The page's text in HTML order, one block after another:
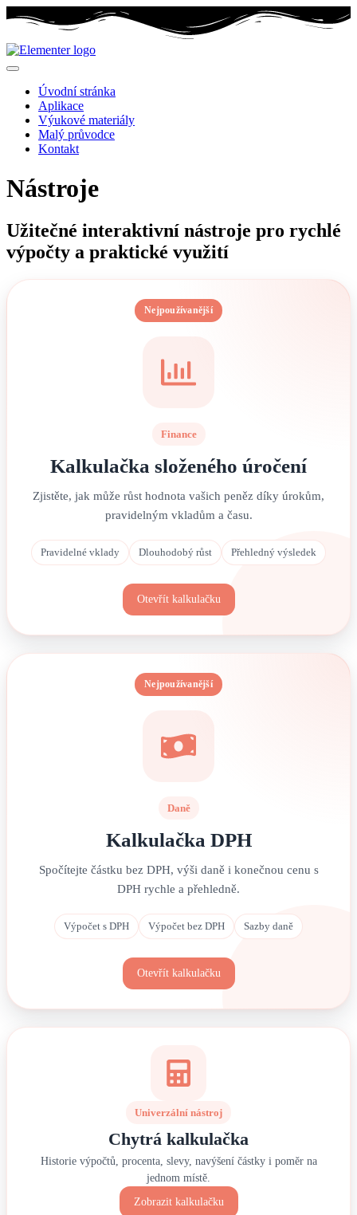
Úvodní stránka
Aplikace
Výukové materiály
Malý průvodce
Kontakt
Nástroje
Užitečné interaktivní nástroje pro rychlé
výpočty a praktické využití
Nejpoužívanější
Finance
Kalkulačka složeného úročení
Zjistěte, jak může růst hodnota vašich peněz díky úrokům,
pravidelným vkladům a času.
Pravidelné vklady Dlouhodobý růst Přehledný výsledek
Otevřít kalkulačku
Nejpoužívanější
Daně
Kalkulačka DPH
Spočítejte částku bez DPH, výši daně i konečnou cenu s
DPH rychle a přehledně.
Výpočet s DPH Výpočet bez DPH Sazby daně
Otevřít kalkulačku
Univerzální nástroj
Chytrá kalkulačka
Historie výpočtů, procenta, slevy, navýšení částky i poměr na
jednom místě.
Zobrazit kalkulačku